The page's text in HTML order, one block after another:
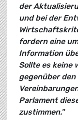
der
und bei der
fordern eine
Information
Sollte es keine
gegenüber
Parlament
zustimmen."